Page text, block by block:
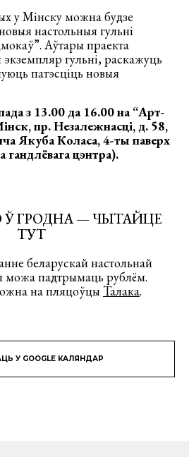
у Мінску можна будзе
настольныя гульні
Аўтары праекта
гульні, раскажуць
патэсціць новыя
з 13.00 да 16.00 на “Арт-
пр. Незалежнасці, д. 58,
Якуба Коласа, 4-ты паверх
цэнтра).
Ў ГРОДНА — ЧЫТАЙЦЕ
ТУТ
беларускай настольнай
можа падтрымаць рублём.
на пляцоўцы Талака.
У GOOGLE КАЛЯНДАР